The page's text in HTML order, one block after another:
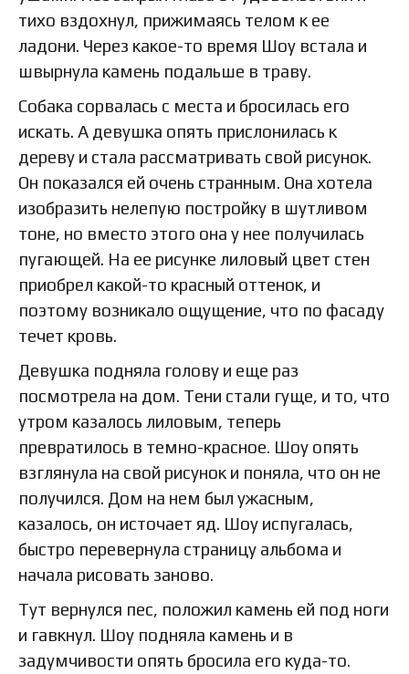
тихо вздохнул, прижимаясь телом к ее
ладони. Через какое-то время Шоу встала и
швырнула камень подальше в траву.
Собака сорвалась с места и бросилась его
искать. А девушка опять прислонилась к
дереву и стала рассматривать свой рисунок.
Он показался ей очень странным. Она хотела
изобразить нелепую постройку в шутливом
тоне, но вместо этого она у нее получилась
пугающей. На ее рисунке лиловый цвет стен
приобрел какой-то красный оттенок, и
поэтому возникало ощущение, что по фасаду
течет кровь.
Девушка подняла голову и еще раз
посмотрела на дом. Тени стали гуще, и то, что
утром казалось лиловым, теперь
превратилось в темно-красное. Шоу опять
взглянула на свой рисунок и поняла, что он не
получился. Дом на нем был ужасным,
казалось, он источает яд. Шоу испугалась,
быстро перевернула страницу альбома и
начала рисовать заново.
Тут вернулся пес, положил камень ей под ноги
и гавкнул. Шоу подняла камень и в
задумчивости опять бросила его куда-то.